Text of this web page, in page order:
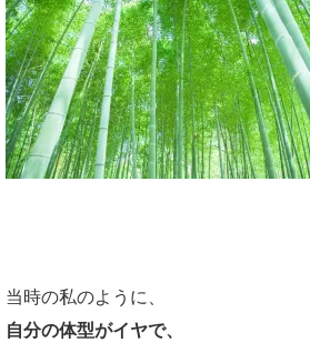
当時の私のように、
自分の体型がイヤで、